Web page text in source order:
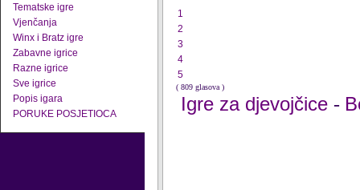
Tematske igre
Vjenčanja
Winx i Bratz igre
Zabavne igrice
Razne igrice
Sve igrice
Popis igara
PORUKE POSJETIOCA
1
2
3
4
5
( 809 glasova )
Igre za djevojčice -